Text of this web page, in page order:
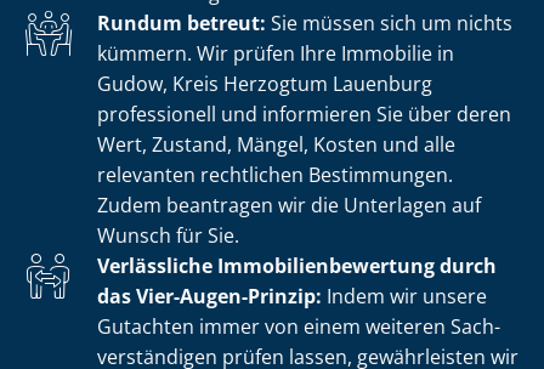
Rundum betreut: Sie müssen sich um nichts
kümmern. Wir prüfen Ihre Immobilie in
Gudow, Kreis Herzogtum Lauenburg
professionell und informieren Sie über deren
Wert, Zustand, Mängel, Kosten und alle
relevanten rechtlichen Bestimmungen.
Zudem beantragen wir die Unterlagen auf
Wunsch für Sie.
Verlässliche Im­mo­bi­li­en­be­wer­tung durch
das Vier-Augen-Prinzip: Indem wir unsere
Gutachten immer von einem weiteren Sach­
ver­stän­di­gen prüfen lassen, gewährleisten wir